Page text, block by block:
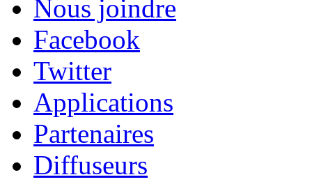
Nous joindre
Facebook
Twitter
Applications
Partenaires
Diffuseurs